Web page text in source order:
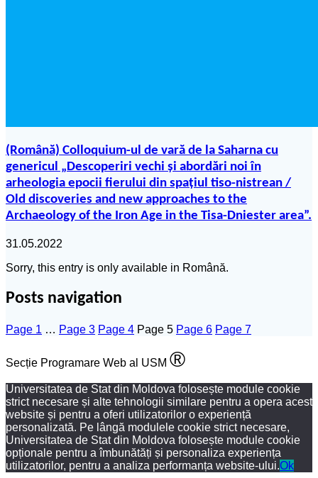
(Română) Colloquium-ul de vară de la Saharna cu
genericul „Descoperiri vechi și abordări noi în
arheologia epocii fierului din spațiul tiso-nistrean /
Old discoveries and new approaches to the
Archaeology of the Iron Age in the Tisa-Dniester area”.
31.05.2022
Sorry, this entry is only available in Română.
Posts navigation
Page 1 … Page 3 Page 4 Page 5 Page 6 Page 7
Secție Programare Web al USM ®
Universitatea de Stat din Moldova folosește module cookie
strict necesare și alte tehnologii similare pentru a opera acest
website și pentru a oferi utilizatorilor o experiență
personalizată. Pe lângă modulele cookie strict necesare,
Universitatea de Stat din Moldova folosește module cookie
opționale pentru a îmbunătăți și personaliza experiența
utilizatorilor, pentru a analiza performanța website-ului.Ok